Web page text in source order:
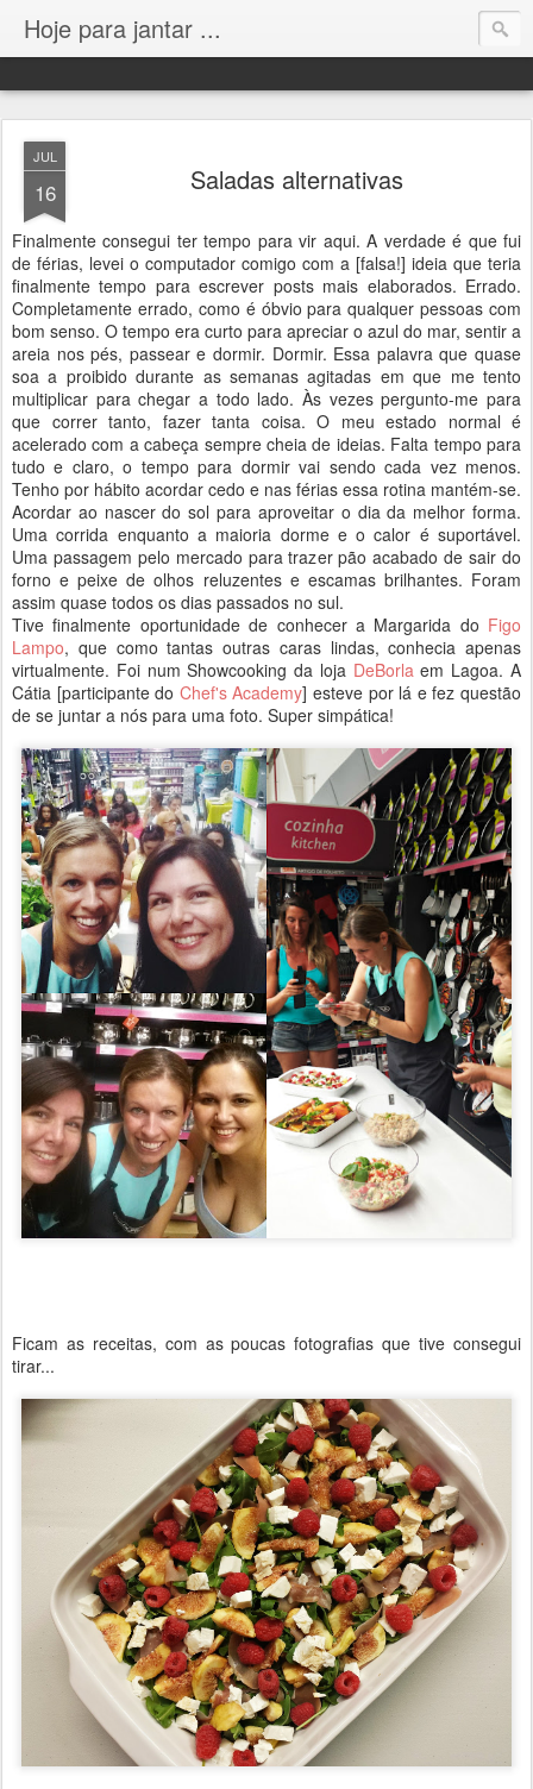
Hoje para jantar ...
JUL
16 Saladas alternativas
Finalmente consegui ter tempo para vir aqui. A verdade é que fui
de férias, levei o computador comigo com a [falsa!] ideia que teria
finalmente tempo para escrever posts mais elaborados. Errado.
Completamente errado, como é óbvio para qualquer pessoas com
bom senso. O tempo era curto para apreciar o azul do mar, sentir a
areia nos pés, passear e dormir. Dormir. Essa palavra que quase
soa a proibido durante as semanas agitadas em que me tento
multiplicar para chegar a todo lado. Às vezes pergunto-me para
que correr tanto, fazer tanta coisa. O meu estado normal é
acelerado com a cabeça sempre cheia de ideias. Falta tempo para
tudo e claro, o tempo para dormir vai sendo cada vez menos.
Tenho por hábito acordar cedo e nas férias essa rotina mantém-se.
Acordar ao nascer do sol para aproveitar o dia da melhor forma.
Uma corrida enquanto a maioria dorme e o calor é suportável.
Uma passagem pelo mercado para trazer pão acabado de sair do
forno e peixe de olhos reluzentes e escamas brilhantes. Foram
assim quase todos os dias passados no sul.
Tive finalmente oportunidade de conhecer a Margarida do Figo
Lampo, que como tantas outras caras lindas, conhecia apenas
virtualmente. Foi num Showcooking da loja DeBorlaem Lagoa. A
Cátia [participante do Chef's Academy] esteve por lá e fez questão
de se juntar a nós para uma foto. Super simpática!
Ficam as receitas, com as poucas fotografias que tive consegui
tirar...